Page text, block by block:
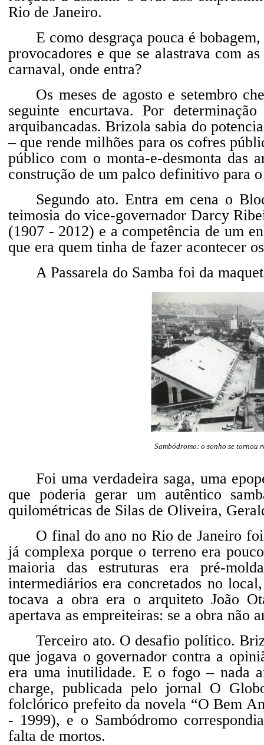
Rio de Janeiro.
E como desgraça pouca é
provocadores e que se alastrava com
carnaval, onde entra?
Os meses de agosto e setembro
seguinte encurtava. Por
arquibancadas. Brizola sabia do
– que rende milhões para os cofres
público com o monta-e-desmonta das
construção de um palco definitivo para
Segundo ato. Entra em cena o
teimosia do vice-governador Darcy
(1907 - 2012) e a competência de um
que era quem tinha de fazer acontecer
A Passarela do Samba foi da
Sambódromo: o sonho se tornou
Foi uma verdadeira saga, uma
que poderia gerar um autêntico
quilométricas de Silas de Oliveira,
O final do ano no Rio de Janeiro
já complexa porque o terreno era
maioria das estruturas era pré-
intermediários era concretados no
tocava a obra era o arquiteto João
apertava as empreiteiras: se a obra não
Terceiro ato. O desafio político.
que jogava o governador contra a
era uma inutilidade. E o fogo – nada
charge, publicada pelo jornal O
folclórico prefeito da novela “O Bem
- 1999), e o Sambódromo
falta de mortos.